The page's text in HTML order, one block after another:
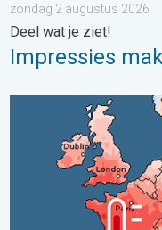
zondag 2 augustus 2026
Deel wat je ziet!
Impressies
Grote